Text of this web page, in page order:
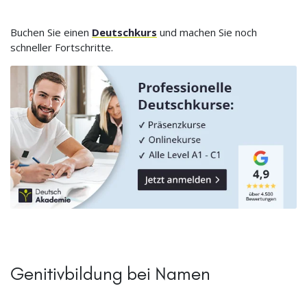
Buchen Sie einen Deutschkurs und machen Sie noch
schneller Fortschritte.
Genitivbildung bei Namen